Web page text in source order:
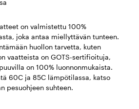
on valmistettu 100%
joka antaa miellyttävän tunteen.
huollon tarvetta, kuten
vaatteista on GOTS-sertifioituja,
on 100% luonnonmukaista.
60C ja 85C lämpötilassa, katso
pesuohjeen suhteen.